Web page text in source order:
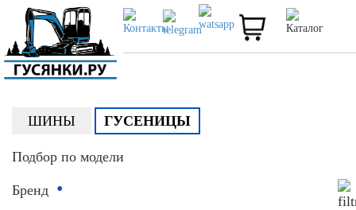
ШИНЫ ГУСЕНИЦЫ
Подбор по модели
Бренд •